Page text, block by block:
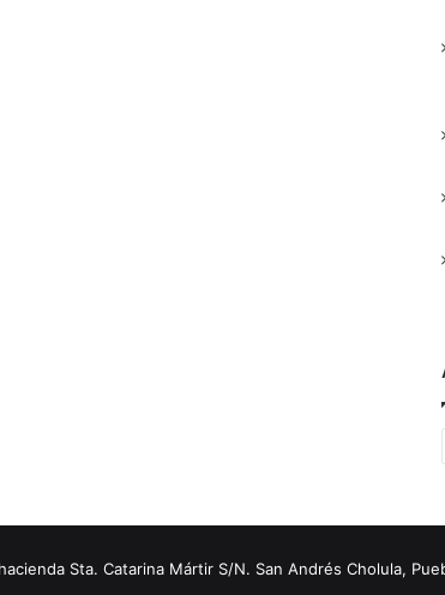
Sta. Catarina Mártir S/N. San Andrés Cholula,